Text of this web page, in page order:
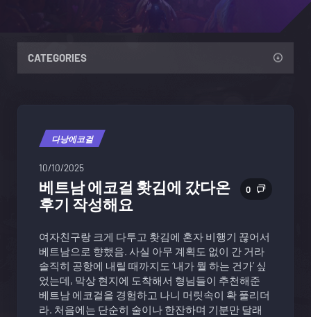
CATEGORIES
다낭에코걸
10/10/2025
0
베트남 에코걸 홧김에 갔다온
후기 작성해요
여자친구랑 크게 다투고 홧김에 혼자 비행기 끊어서
베트남으로 향했음. 사실 아무 계획도 없이 간 거라
솔직히 공항에 내릴 때까지도 ‘내가 뭘 하는 건가’ 싶
었는데, 막상 현지에 도착해서 형님들이 추천해준
베트남 에코걸을 경험하고 나니 머릿속이 확 풀리더
라. 처음에는 단순히 술이나 한잔하며 기분만 달래